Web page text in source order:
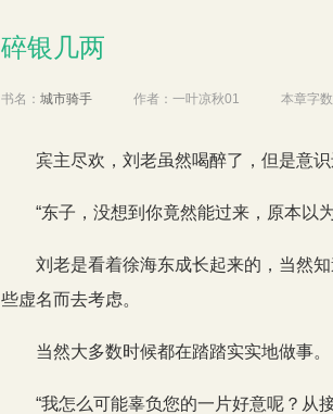
碎银几两
书名： 城市骑手 作者： 一叶凉秋01 本章字数
宾主尽欢，刘老虽然喝醉了，但是意识
“东子，没想到你竟然能过来，原本以
刘老是看着徐海东成长起来的，当然
些虚名而去考虑。
当然大多数时候都在踏踏实实地做事。
“我怎么可能辜负您的一片好意呢？从